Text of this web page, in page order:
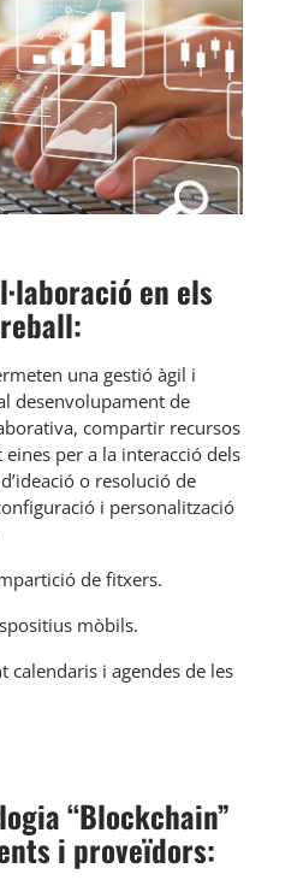
en els
una gestió àgil i
desenvolupament de
compartir recursos
per a la interacció dels
o resolució de
i personalització
de fitxers.
mòbils.
calendaris i agendes de les
“Blockchain”
i proveïdors: